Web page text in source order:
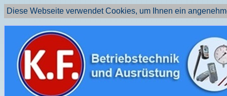
Diese Webseite verwendet Cookies, um Ihnen ein